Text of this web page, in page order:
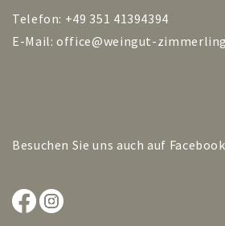
Telefon: +49 351 41394394
E-Mail:office@weingut-
Besuchen Sie uns auch auf Facebook